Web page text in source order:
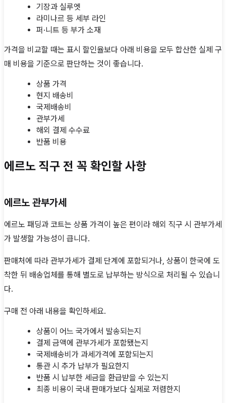
기장과 실루엣
라미나르 등 세부 라인
퍼·니트 등 부가 소재
가격을 비교할 때는 표시 할인율보다 아래 비용을 모두 합산한 실제 구
매 비용을 기준으로 판단하는 것이 좋습니다.
상품 가격
현지 배송비
국제배송비
관부가세
해외 결제 수수료
반품 비용
에르노 직구 전 꼭 확인할 사항
에르노 관부가세
에르노 패딩과 코트는 상품 가격이 높은 편이라 해외 직구 시 관부가세
가 발생할 가능성이 큽니다.
판매처에 따라 관부가세가 결제 단계에 포함되거나, 상품이 한국에 도
착한 뒤 배송업체를 통해 별도로 납부하는 방식으로 처리될 수 있습니
다.
구매 전 아래 내용을 확인하세요.
상품이 어느 국가에서 발송되는지
결제 금액에 관부가세가 포함됐는지
국제배송비가 과세가격에 포함되는지
통관 시 추가 납부가 필요한지
반품 시 납부한 세금을 환급받을 수 있는지
최종 비용이 국내 판매가보다 실제로 저렴한지